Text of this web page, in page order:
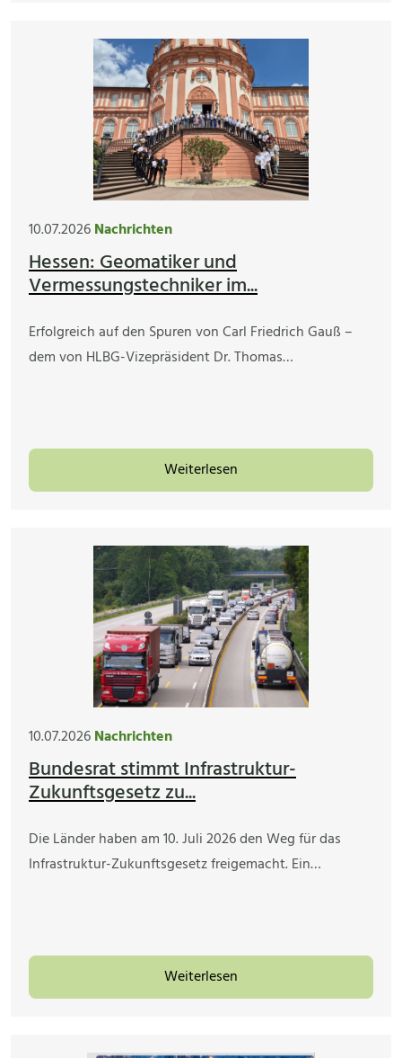
10.07.2026Nachrichten
Hessen: Geomatiker und
Vermessungstechniker im...
Erfolgreich auf den Spuren von Carl Friedrich Gauß –
dem von HLBG-Vizepräsident Dr. Thomas…
Weiterlesen
10.07.2026Nachrichten
Bundesrat stimmt Infrastruktur-
Zukunftsgesetz zu...
Die Länder haben am 10. Juli 2026 den Weg für das
Infrastruktur-Zukunftsgesetz freigemacht. Ein…
Weiterlesen